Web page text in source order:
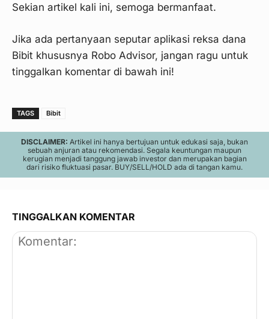
Sekian artikel kali ini, semoga bermanfaat.
Jika ada pertanyaan seputar aplikasi reksa dana
Bibit khususnya Robo Advisor, jangan ragu untuk
tinggalkan komentar di bawah ini!
TAGS Bibit
DISCLAIMER: Artikel ini hanya bertujuan untuk edukasi saja, bukan
sebuah anjuran atau rekomendasi. Segala keuntungan maupun
kerugian menjadi tanggung jawab investor dan merupakan bagian
dari risiko fluktuasi pasar. BUY/SELL/HOLD ada di tangan kamu.
TINGGALKAN KOMENTAR